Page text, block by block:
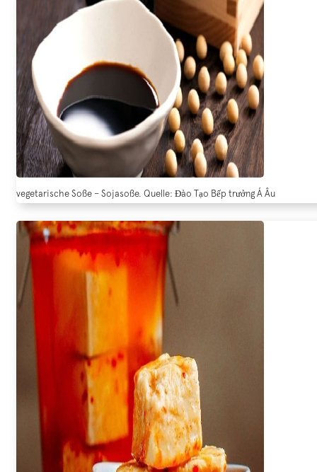
vegetarische Soße – Sojasoße. Quelle: Đào Tạo Bếp trưởng Á Âu